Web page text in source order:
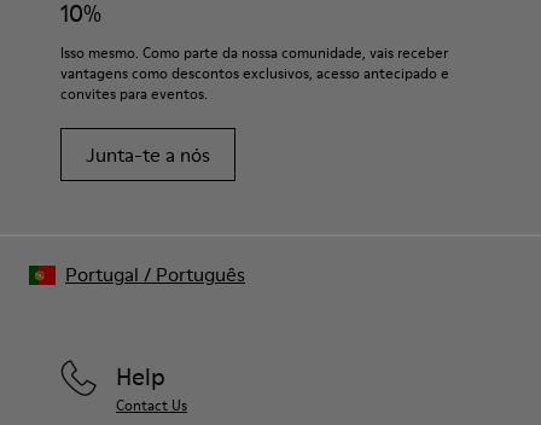
10%
Isso mesmo. Como parte da nossa comunidade, vais receber
vantagens como descontos exclusivos, acesso antecipado e
convites para eventos.
Junta-te a nós
Help
Contact Us
Portugal / Português